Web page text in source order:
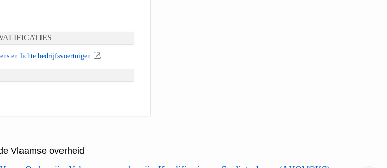
en lichte bedrijfsvoertuigen
Vlaamse overheid